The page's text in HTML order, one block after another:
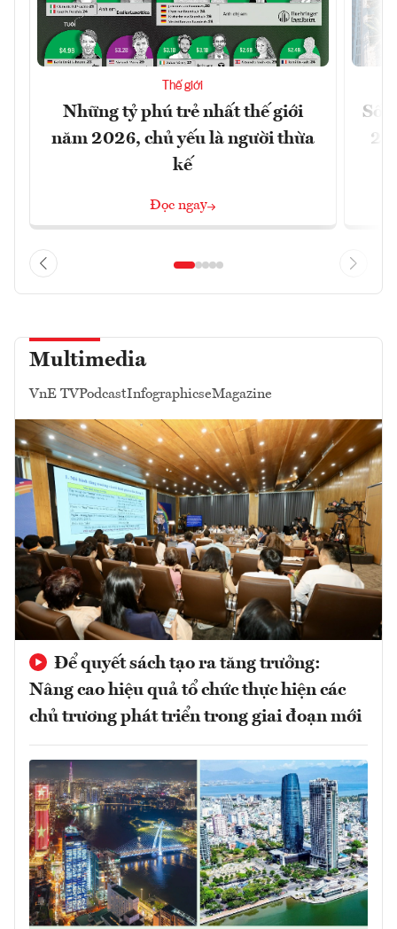
Thế giới
Những tỷ phú trẻ nhất thế giới
năm 2026, chủ yếu là người thừa
kế
Đọc ngay
Số
Multimedia
VnE TVPodcastInfographicseMagazine
Để quyết sách tạo ra tăng trưởng:
Nâng cao hiệu quả tổ chức thực hiện các
chủ trương phát triển trong giai đoạn mới